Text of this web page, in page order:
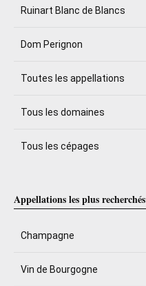
Ruinart Blanc de Blancs
Dom Perignon
Toutes les appellations
Tous les domaines
Tous les cépages
Appellations les plus recherchés
Champagne
Vin de Bourgogne